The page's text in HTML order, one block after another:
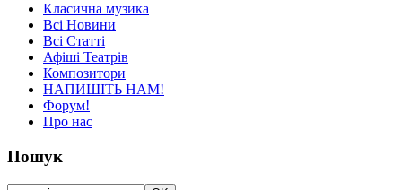
Класична музика
Всі Новини
Всі Статті
Афіші Театрів
Композитори
НАПИШІТЬ НАМ!
Форум!
Про нас
Пошук